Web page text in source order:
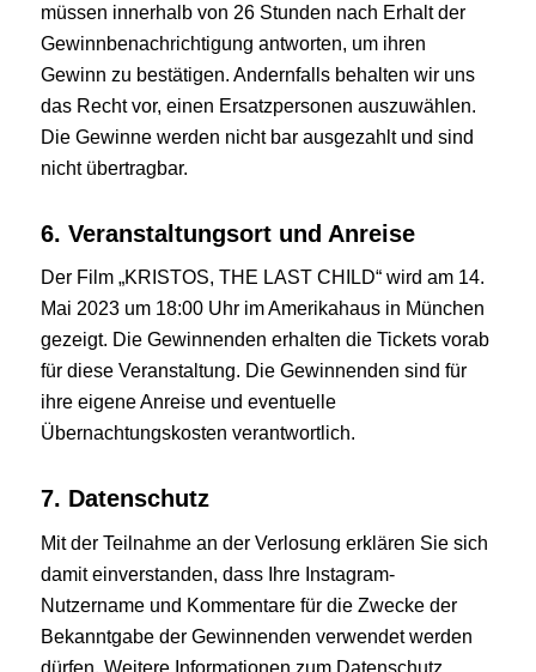
müssen innerhalb von 26 Stunden nach Erhalt der
Gewinnbenachrichtigung antworten, um ihren
Gewinn zu bestätigen. Andernfalls behalten wir uns
das Recht vor, einen Ersatzpersonen auszuwählen.
Die Gewinne werden nicht bar ausgezahlt und sind
nicht übertragbar.
6. Veranstaltungsort und Anreise
Der Film „KRISTOS, THE LAST CHILD“ wird am 14.
Mai 2023 um 18:00 Uhr im Amerikahaus in München
gezeigt. Die Gewinnenden erhalten die Tickets vorab
für diese Veranstaltung. Die Gewinnenden sind für
ihre eigene Anreise und eventuelle
Übernachtungskosten verantwortlich.
7. Datenschutz
Mit der Teilnahme an der Verlosung erklären Sie sich
damit einverstanden, dass Ihre Instagram-
Nutzername und Kommentare für die Zwecke der
Bekanntgabe der Gewinnenden verwendet werden
dürfen. Weitere Informationen zum Datenschutz